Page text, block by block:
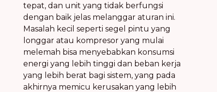
tepat, dan unit yang tidak berfungsi
dengan baik jelas melanggar aturan ini.
Masalah kecil seperti segel pintu yang
longgar atau kompresor yang mulai
melemah bisa menyebabkan konsumsi
energi yang lebih tinggi dan beban kerja
yang lebih berat bagi sistem, yang pada
akhirnya memicu kerusakan yang lebih